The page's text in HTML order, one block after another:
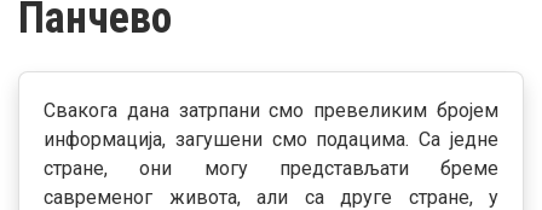
Панчево
Свакога дана затрпани смо превеликим бројем
информација, загушени смо подацима. Са једне
стране, они могу представљати бреме
савременог живота, али са друге стране, у